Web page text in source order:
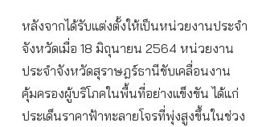
หลังจากได้รับแต่งตั้งให้เป็นหน่วยงานประจำ
จังหวัดเมื่อ 18 มิถุนายน 2564 หน่วยงาน
ประจำจังหวัดสุราษฎร์ธานีขับเคลื่อนงาน
คุ้มครองผู้บริโภคในพื้นที่อย่างแข็งขัน ได้แก่
ประเด็นราคาฟ้าทะลายโจรที่พุ่งสูงขึ้นในช่วง